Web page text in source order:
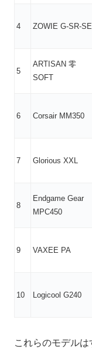
4 ZOWIE G-SR-SE
5
ARTISAN 零
SOFT
6 Corsair MM350
7 Glorious XXL
8
Endgame Gear
MPC450
9 VAXEE PA
10 Logicool G240
これらのモデル